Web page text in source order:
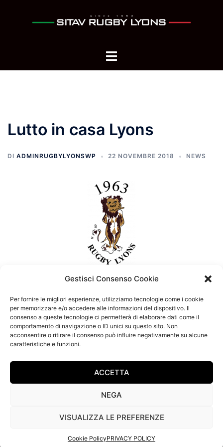
Gestisci Consenso Cookie
Per fornire le migliori esperienze, utilizziamo tecnologie come i cookie
per memorizzare e/o accedere alle informazioni del dispositivo. Il
consenso a queste tecnologie ci permetterà di elaborare dati come il
comportamento di navigazione o ID unici su questo sito. Non
acconsentire o ritirare il consenso può influire negativamente su alcune
caratteristiche e funzioni.
ACCETTA
NEGA
VISUALIZZA LE PREFERENZE
Cookie PolicyPRIVACY POLICY
Mostra/Nascondi
Lutto in casa Lyons
DI ADMINRUGBYLYONSWP 22 NOVEMBRE 2018 NEWS
condoglianze e partecipa al lutto di Simone Bossi e
alla sua famiglia. La grande famiglia bianconera
sostiene e si stringe attorno al nostro allenatore della
seconda squadra.
Copyright © 2026Rugby Lyons- Powered by
Privacy-Cookies .